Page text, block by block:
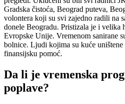
Gradska čistoća, Beograd puteva,
volontera koji su svi zajedno radili na
donele Beogradu. Pristizala je i velika
Evropske Unije. Vremenom sanirane
bolnice. Ljudi kojima su kuće
finansijsku pomoć.
Da li je vremenska
poplave?